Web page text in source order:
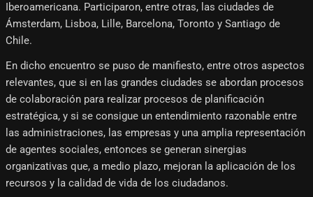
Iberoamericana. Participaron, entre otras, las ciudades de
Ámsterdam, Lisboa, Lille, Barcelona, Toronto y Santiago de
Chile.
En dicho encuentro se puso de manifiesto, entre otros aspectos
relevantes, que si en las grandes ciudades se abordan procesos
de colaboración para realizar procesos de planificación
estratégica, y si se consigue un entendimiento razonable entre
las administraciones, las empresas y una amplia representación
de agentes sociales, entonces se generan sinergias
organizativas que, a medio plazo, mejoran la aplicación de los
recursos y la calidad de vida de los ciudadanos.